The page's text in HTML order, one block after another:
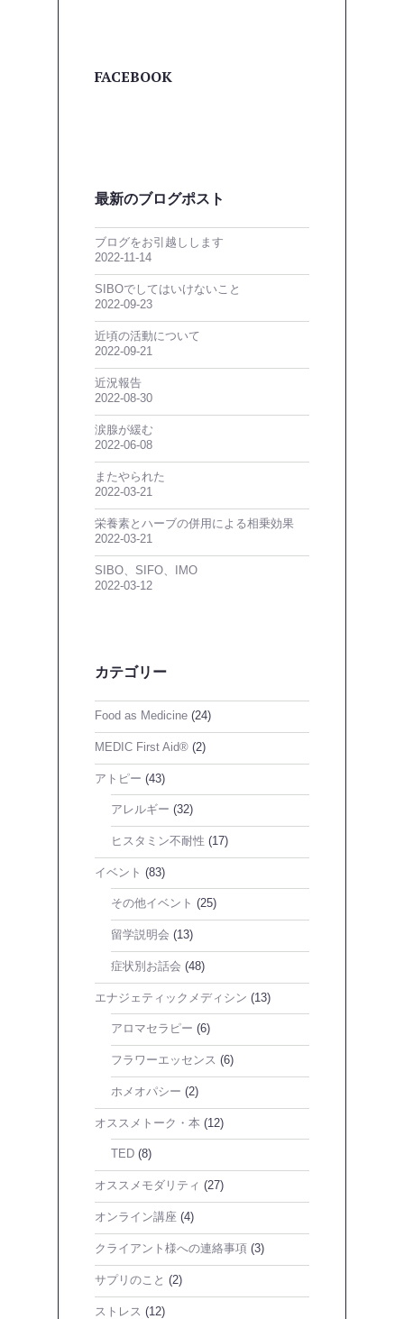
FACEBOOK
最新のブログポスト
ブログをお引越しします
2022-11-14
SIBOでしてはいけないこと
2022-09-23
近頃の活動について
2022-09-21
近況報告
2022-08-30
涙腺が緩む
2022-06-08
またやられた
2022-03-21
栄養素とハーブの併用による相乗効果
2022-03-21
SIBO、SIFO、IMO
2022-03-12
カテゴリー
Food as Medicine (24)
MEDIC First Aid® (2)
アトピー (43)
アレルギー (32)
ヒスタミン不耐性 (17)
イベント (83)
その他イベント (25)
留学説明会 (13)
症状別お話会 (48)
エナジェティックメディシン (13)
アロマセラピー (6)
フラワーエッセンス (6)
ホメオパシー (2)
オススメトーク・本 (12)
TED (8)
オススメモダリティ (27)
オンライン講座 (4)
クライアント様への連絡事項 (3)
サプリのこと (2)
ストレス (12)